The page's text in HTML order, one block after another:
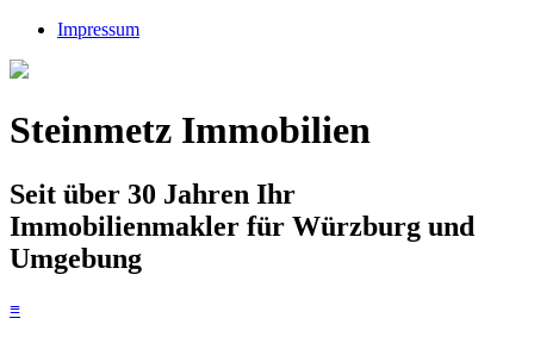
Impressum
Steinmetz Immobilien
Seit über 30 Jahren Ihr
Immobilienmakler für Würzburg und
Umgebung
≡